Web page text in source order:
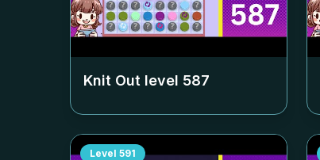
Knit Out level 587
Level 591